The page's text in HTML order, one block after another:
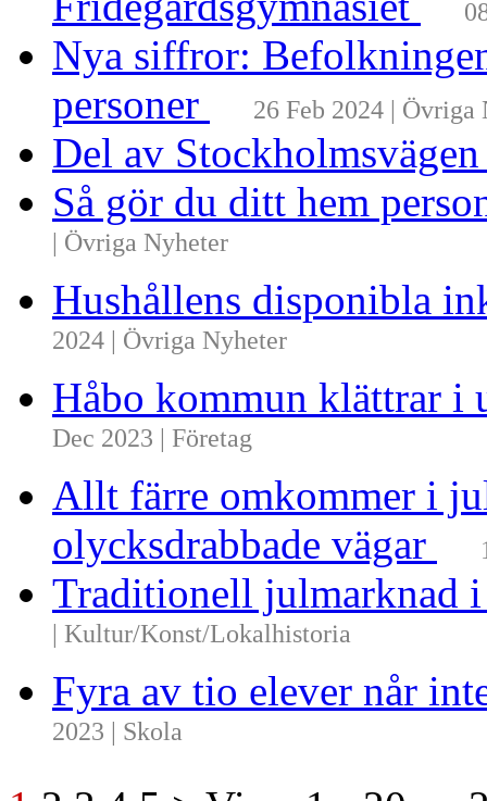
Nya siffror:
personer
26 Feb 2024 | Övriga
Del av
Så gör du ditt hem
| Övriga Nyheter
Hushållens disponibla
2024 | Övriga Nyheter
Håbo kommun klättrar i
Dec 2023 | Företag
Allt färre omkommer i
olycksdrabbade vägar
Traditionell julmarknad
| Kultur/Konst/Lokalhistoria
Fyra av tio elever når
2023 | Skola